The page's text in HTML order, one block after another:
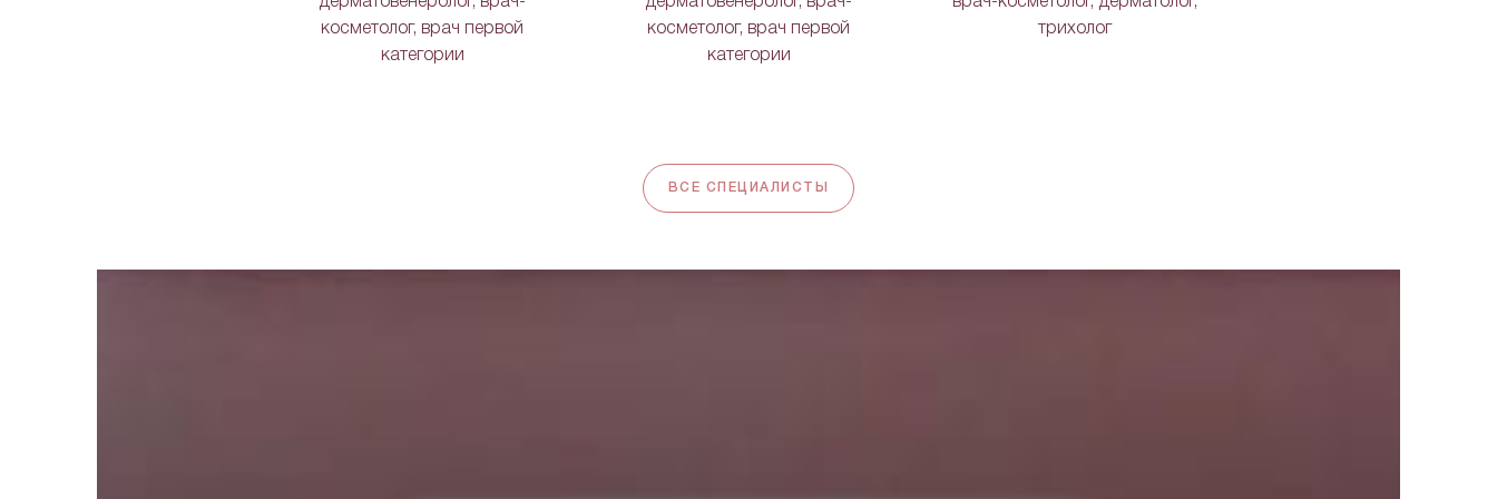
косметолог, врач первой
категории
косметолог, врач первой
категории
трихолог
ВСЕ СПЕЦИАЛИСТЫ